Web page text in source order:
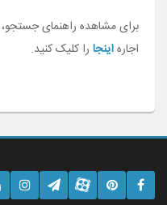
برای مشاهده راهنمای
اجارهاینجا را کلیک کنید.